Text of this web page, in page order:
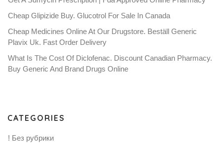
Cheap Glipizide Buy. Glucotrol For Sale In Canada
Cheap Medicines Online At Our Drugstore. Beställ Generic
Plavix Uk. Fast Order Delivery
What Is The Cost Of Diclofenac. Discount Canadian Pharmacy.
Buy Generic And Brand Drugs Online
CATEGORIES
! Без рубрики